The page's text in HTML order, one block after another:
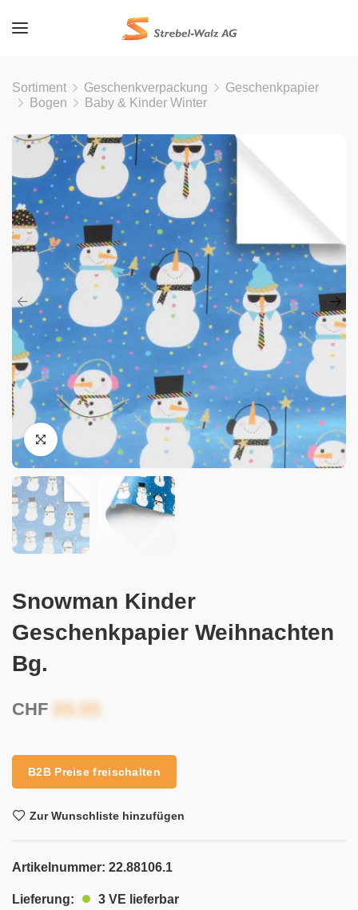
Sortiment Geschenkverpackung
Geschenkpapier
Bogen
Baby & Kinder Winter
Snowman Kinder
Geschenkpapier Weihnachten
Bg.
CHF
B2B Preise freischalten
Zur Wunschliste hinzufügen
Artikelnummer: 22.88106.1
Lieferung: 3 VE lieferbar